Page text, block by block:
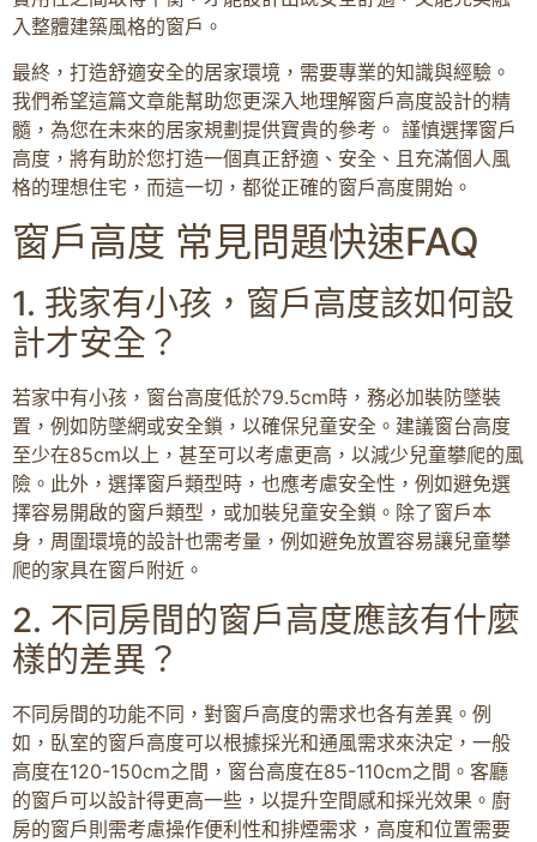
入整體建築風格的窗戶。
最終，打造舒適安全的居家環境，需要專業的知識與經驗。
我們希望這篇文章能幫助您更深入地理解窗戶高度設計的精
髓，為您在未來的居家規劃提供寶貴的參考。 謹慎選擇窗戶
高度，將有助於您打造一個真正舒適、安全、且充滿個人風
格的理想住宅，而這一切，都從正確的窗戶高度開始。
窗戶高度 常見問題快速FAQ
1. 我家有小孩，窗戶高度該如何設
計才安全？
若家中有小孩，窗台高度低於79.5cm時，務必加裝防墜裝
置，例如防墜網或安全鎖，以確保兒童安全。建議窗台高度
至少在85cm以上，甚至可以考慮更高，以減少兒童攀爬的風
險。此外，選擇窗戶類型時，也應考慮安全性，例如避免選
擇容易開啟的窗戶類型，或加裝兒童安全鎖。除了窗戶本
身，周圍環境的設計也需考量，例如避免放置容易讓兒童攀
爬的家具在窗戶附近。
2. 不同房間的窗戶高度應該有什麼
樣的差異？
不同房間的功能不同，對窗戶高度的需求也各有差異。例
如，臥室的窗戶高度可以根據採光和通風需求來決定，一般
高度在120-150cm之間，窗台高度在85-110cm之間。客廳
的窗戶可以設計得更高一些，以提升空間感和採光效果。廚
房的窗戶則需考慮操作便利性和排煙需求，高度和位置需要